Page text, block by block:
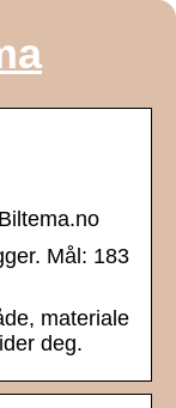
Mål: 183
materiale
deg.